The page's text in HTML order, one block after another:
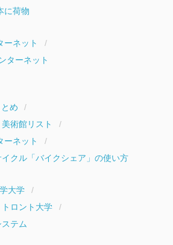
に荷物
ーネット
ターネット
め
術館リスト
ーネット
イクル「バイクシェア」の使い方
大学
ロント大学
テム